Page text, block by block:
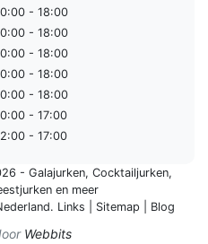
- 18:00
- 18:00
- 18:00
- 18:00
- 18:00
- 17:00
- 17:00
- Galajurken, Cocktailjurken,
en meer
. Links Sitemap Blog
Webbits